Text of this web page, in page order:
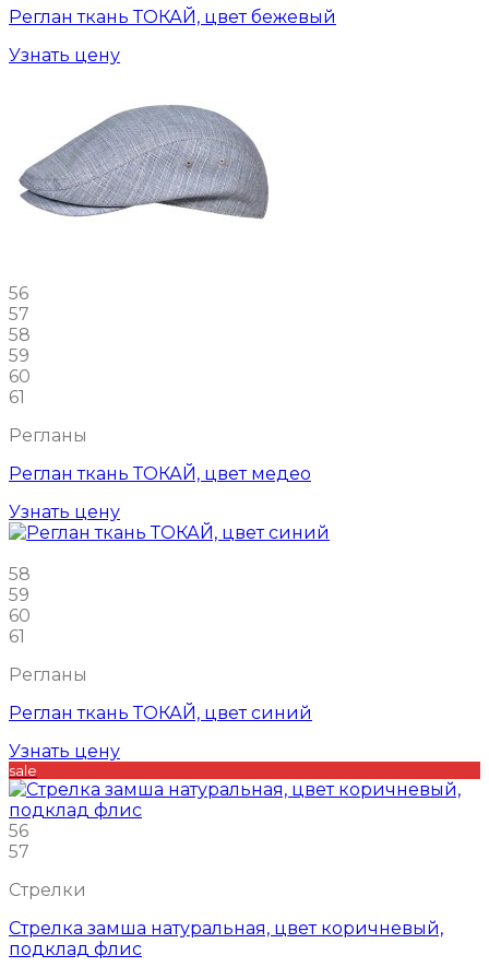
Реглан ткань ТОКАЙ, цвет бежевый
Узнать цену
56
57
58
59
60
61
Регланы
Реглан ткань ТОКАЙ, цвет медео
Узнать цену
58
59
60
61
Регланы
Реглан ткань ТОКАЙ, цвет синий
Узнать цену
sale
56
57
Стрелки
Стрелка замша натуральная, цвет коричневый,
подклад флис